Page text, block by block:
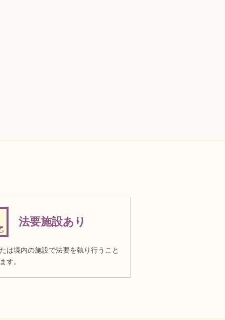
法要施設あり
は境内の施設で法要を執り行うこと
す。